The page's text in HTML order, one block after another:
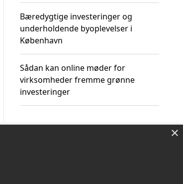
Bæredygtige investeringer og
underholdende byoplevelser i
København
Sådan kan online møder for
virksomheder fremme grønne
investeringer
×